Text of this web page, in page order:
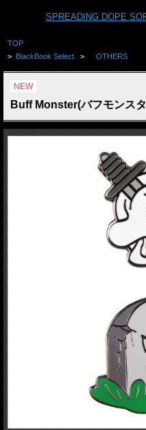
SPREADING DOPE
TOP
> BlackBook Select > OTHERS
NEW
Buff Monster(バフモンス